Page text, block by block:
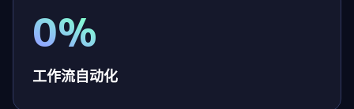
0%
工作流自动化